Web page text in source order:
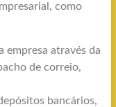
como
empresa através da
de correio,
bancários,